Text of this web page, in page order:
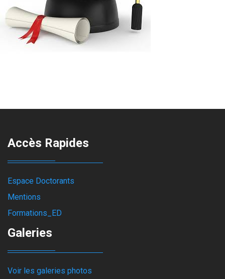
Accès Rapides
Espace Doctorants
Mentions
Formations_ED
Galeries
Voir les galeries photos